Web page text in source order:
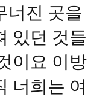
너진 곳
있던 것
이요 이
너희는